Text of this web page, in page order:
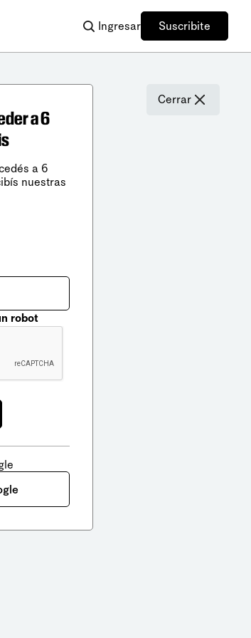
Ingresar Suscribite
Cerrar
a 6
a 6
nuestras
robot